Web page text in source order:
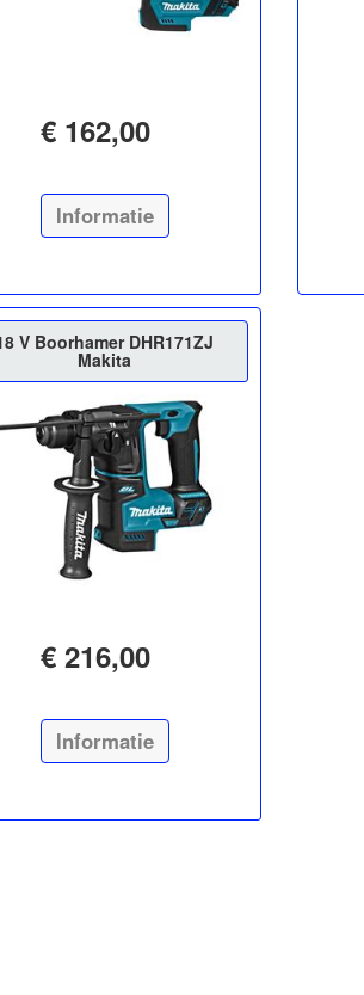
€ 162,00
Informatie
V Boorhamer DHR171ZJ
Makita
€ 216,00
Informatie